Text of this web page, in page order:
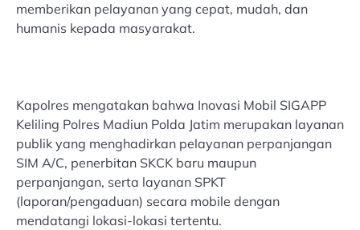
memberikan pelayanan yang cepat, mudah, dan
humanis kepada masyarakat.
Kapolres mengatakan bahwa Inovasi Mobil SIGAPP
Keliling Polres Madiun Polda Jatim merupakan layanan
publik yang menghadirkan pelayanan perpanjangan
SIM A/C, penerbitan SKCK baru maupun
perpanjangan, serta layanan SPKT
(laporan/pengaduan) secara mobile dengan
mendatangi lokasi-lokasi tertentu.